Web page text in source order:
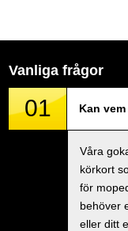
Vanliga frågor
01 Kan
Våra
körkort
för
behöver
eller ditt